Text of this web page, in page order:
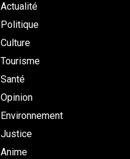
Actualité
Politique
Culture
Tourisme
Santé
Opinion
Environnement
Justice
Anime